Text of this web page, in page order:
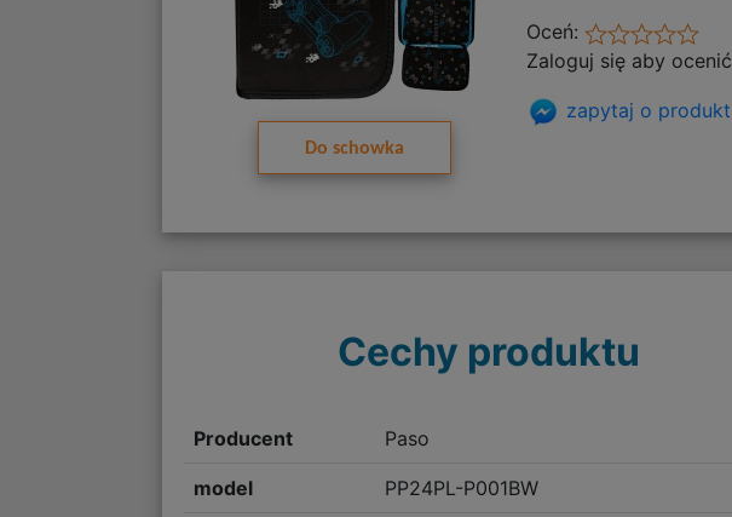
Do schowka
Oceń:
Zaloguj się aby ocenić
zapytaj o produkt
Cechy produktu
Producent Paso
model PP24PL-P001BW